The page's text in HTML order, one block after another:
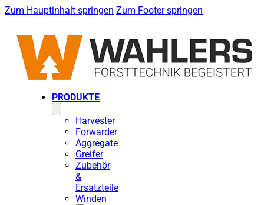
Zum Hauptinhalt springen Zum Footer springen
PRODUKTE
Harvester
Forwarder
Aggregate
Greifer
Zubehör
&
Ersatzteile
Winden